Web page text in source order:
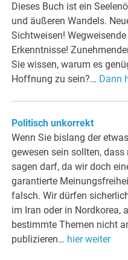
Dieses Buch ist ein
und äußeren Wandels.
Sichtweisen!
Erkenntnisse!
Sie wissen, warum es
Hoffnung zu sein?… Dann
Politisch unkorrekt
Wenn Sie bislang der
gewesen sein sollten,
sagen darf, da wir doch
garantierte
falsch. Wir dürfen
im Iran oder in Nordkorea,
bestimmte Themen nicht
publizieren… hier weiter